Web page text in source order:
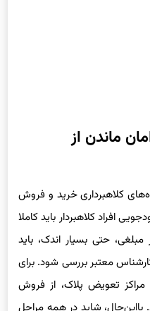
ماندن از
کلاهبرداری خرید و فروش
افراد کلاهبردار باید کاملا
حتی بسیار اندک، باید
معتبر بررسی شود. برای
تعویض پلاک، از فروش